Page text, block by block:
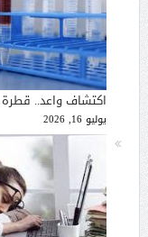
اكتشاف واعد..
يوليو 16, 2026